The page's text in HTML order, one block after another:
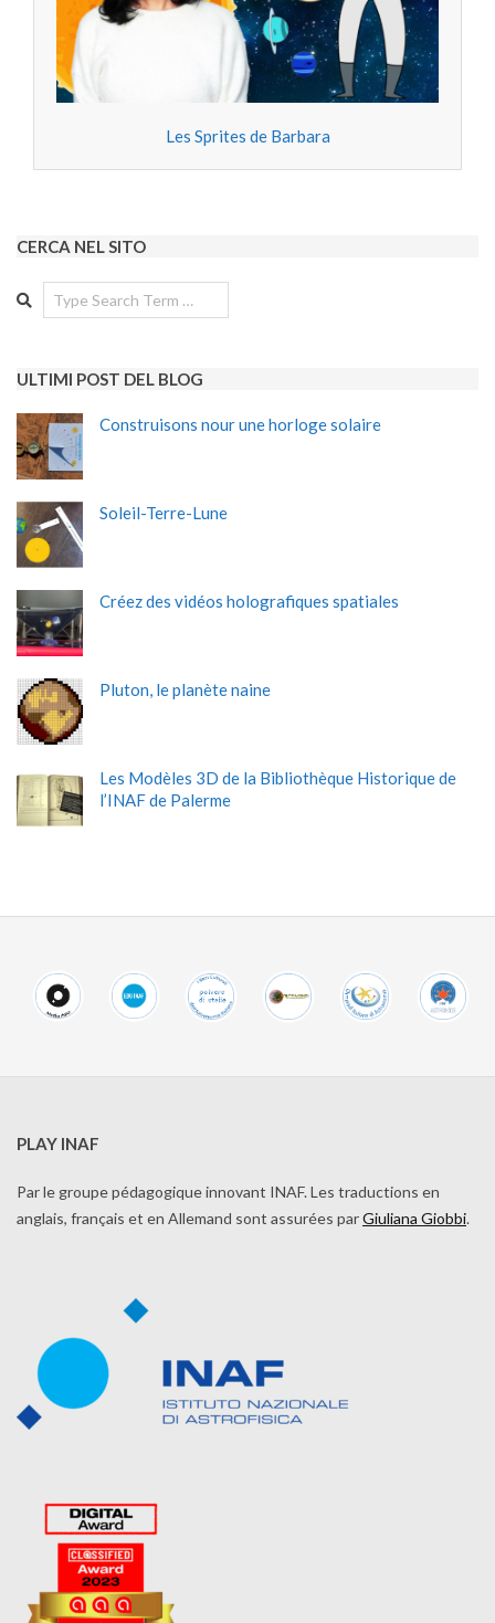
Les Sprites de Barbara
CERCA NEL SITO
Search
ULTIMI POST DEL BLOG
Construisons nour une horloge solaire
Soleil-Terre-Lune
Créez des vidéos holografiques spatiales
Pluton, le planète naine
Les Modèles 3D de la Bibliothèque Historique de
l’INAF de Palerme
PLAY INAF
Par le groupe pédagogique innovant INAF. Les traductions en
anglais, français et en Allemand sont assurées parGiuliana Giobbi.